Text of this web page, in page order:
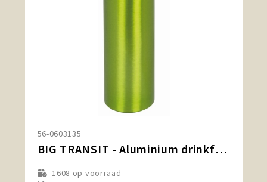
56-0603135
BIG TRANSIT - Aluminium drinkfles
1608 op voorraad